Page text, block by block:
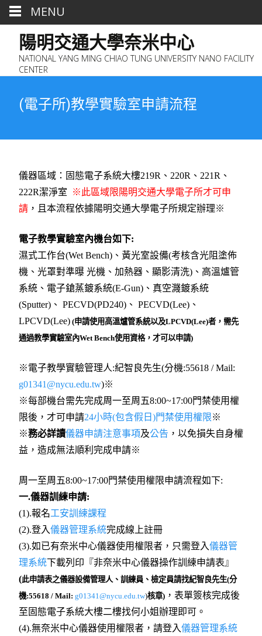
陽明交通大學奈米中心
NATIONAL YANG MING CHIAO TUNG UNIVERSITY NANO FACILITY
CENTER
(電子所)教學實驗室申請流程
儀器區域：固態電子系統大樓219R、220R、221R、
222R潔淨室
※此區域限陽明交通大學電子所才可申
請 ，且本流程依據陽明交通大學電子所規定辦理※
電子教學實驗室內機台如下:
濕式工作台(Wet Bench)、黃光室設備(考核含光阻塗佈
機、光罩對準曝 光機、加熱器、顯影清洗)、高溫爐管
系統、電子鎗蒸鍍系統(E-Gun)、真空濺鍍系統
(Sputter)、 PECVD(PD240)、 PECVD(Lee)、
LPCVD(Lee) (申請使用高溫爐管系統以及LPCVD(Lee)者，需先
通過教學實驗室內Wet Bench使用資格，才可以申請)
※電子教學實驗管理人:紀智良先生(分機:55618 / Mail:
g01341@nycu.edu.tw)※
※每部機台需先完成周一至周五8:00~17:00門禁使用權
限後，才可申請24小時(包含假日)門禁使用權限※
※務必詳讀儀器申請注意事項及公告 ，以免損失自身權
益，造成無法順利完成申請※
周一至周五8:00~17:00門禁使用權限申請流程如下:
一.儀器訓練申請:
(1).報名工安訓練課程
(2).登入儀器管理系統完成線上註冊
(3).如已有奈米中心儀器使用權限者，只需登入儀器管
理系統下載列印『非奈米中心儀器操作訓練申請表』
(此申請表之儀器設備管理人、訓練員、檢定員請找紀智良先生(分
機:55618 / Mail: g01341@nycu.edu.tw)核章) ，表單簽核完成後
至固態電子系統大樓二樓找何小姐辦理即可。
(4).無奈米中心儀器使用權限者，請登入儀器管理系統
MENU